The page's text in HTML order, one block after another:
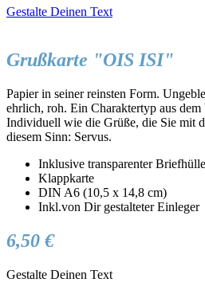
Gestalte Deinen Text
Grußkarte "OIS ISI"
Papier in seiner reinsten Form.
ehrlich, roh. Ein Charaktertyp aus dem
Individuell wie die Grüße, die Sie mit
diesem Sinn: Servus.
Inklusive transparenter Briefhülle
Klappkarte
DIN A6 (10,5 x 14,8 cm)
Inkl.von Dir gestalteter Einleger
6,50 €
Gestalte Deinen Text